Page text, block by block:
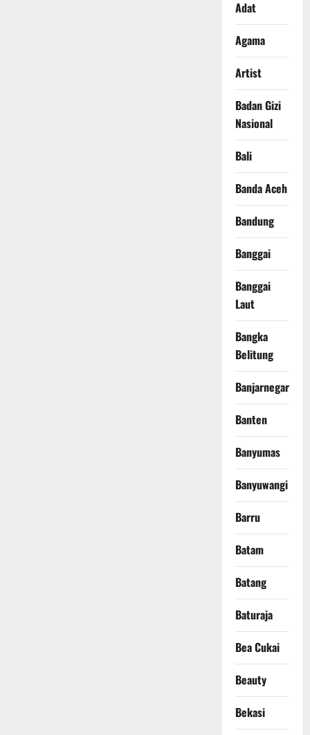
Adat
Agama
Artist
Badan Gizi
Nasional
Bali
Banda Aceh
Bandung
Banggai
Banggai
Laut
Bangka
Belitung
Banjarnegara
Banten
Banyumas
Banyuwangi
Barru
Batam
Batang
Baturaja
Bea Cukai
Beauty
Bekasi